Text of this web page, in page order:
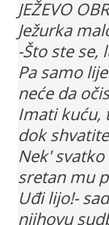
JEŽEVO
Ježurka
-Što ste se,
Pa samo
neće da
Imati kuću,
dok
Nek'
sretan mu
Uđi lijo!-
njihovu